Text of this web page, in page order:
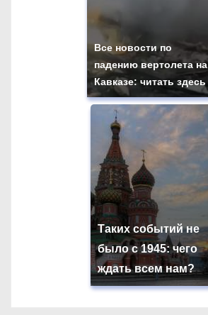
Все новости по
падению вертолета на
Кавказе: читать здесь
Таких событий не
было с 1945: чего
ждать всем нам?